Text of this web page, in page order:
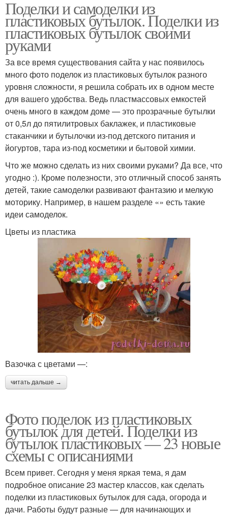
Поделки и самоделки из
пластиковых бутылок. Поделки из
пластиковых бутылок своими
руками
За все время существования сайта у нас появилось
много фото поделок из пластиковых бутылок разного
уровня сложности, я решила собрать их в одном месте
для вашего удобства. Ведь пластмассовых емкостей
очень много в каждом доме — это прозрачные бутылки
от 0,5л до пятилитровых баклажек, и пластиковые
стаканчики и бутылочки из-под детского питания и
йогуртов, тара из-под косметики и бытовой химии.
Что же можно сделать из них своими руками? Да все, что
угодно :). Кроме полезности, это отличный способ занять
детей, такие самоделки развивают фантазию и мелкую
моторику. Например, в нашем разделе «» есть такие
идеи самоделок.
Цветы из пластика
Вазочка с цветами —:
читать дальше →
Фото поделок из пластиковых
бутылок для детей. Поделки из
бутылок пластиковых — 23 новые
схемы с описаниями
Всем привет. Сегодня у меня яркая тема, я дам
подробное описание 23 мастер классов, как сделать
поделки из пластиковых бутылок для сада, огорода и
дачи. Работы будут разные — для начинающих и